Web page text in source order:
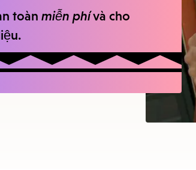
toàn miễn phívà cho